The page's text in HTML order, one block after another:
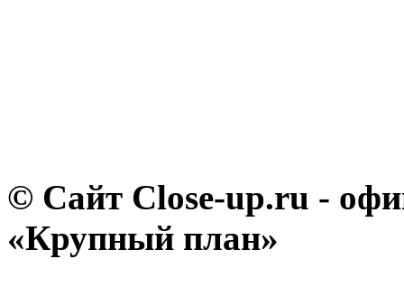
© Сайт Close-up.ru -
«Крупный план»